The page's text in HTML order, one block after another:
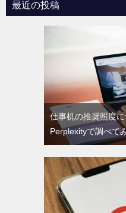
最近の投稿
仕事机の推奨照度
Perplexityで調べて